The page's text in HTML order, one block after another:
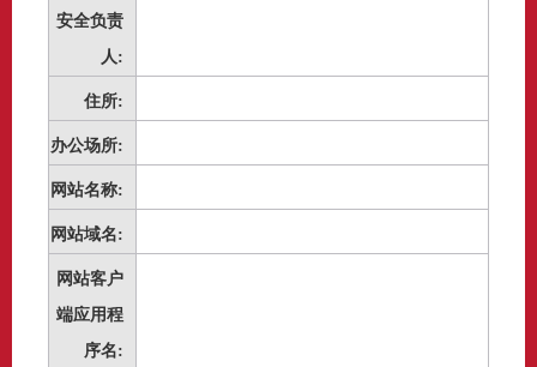
安全负责
人:
住所:
办公场所:
网站名称:
网站域名:
网站客户
端应用程
序名: